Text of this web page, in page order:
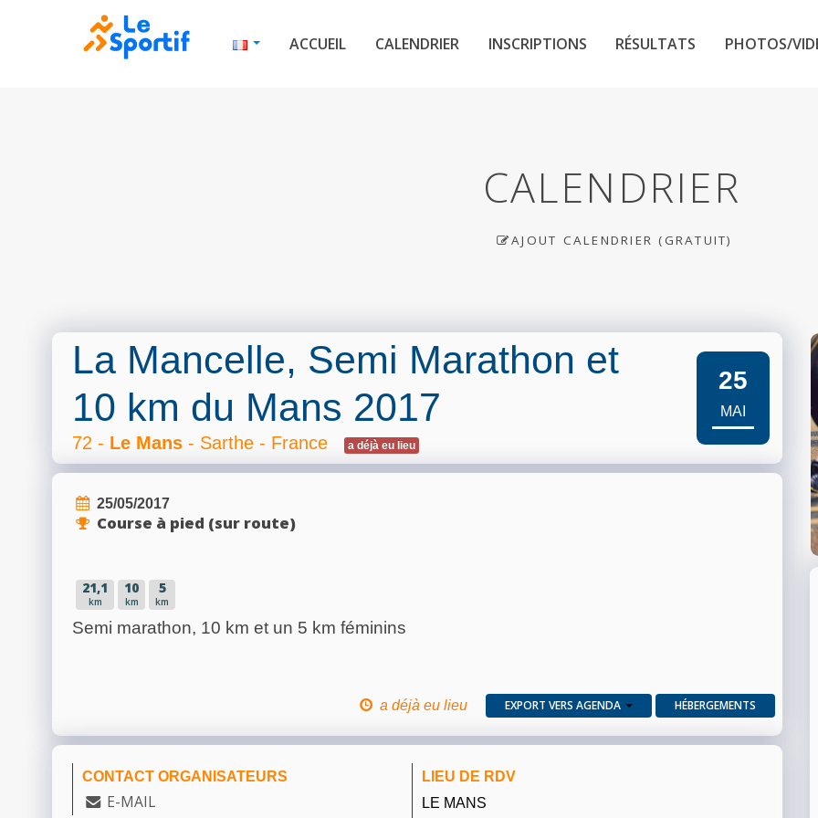
ACCUEIL CALENDRIER INSCRIPTIONS RÉSULTATS PHOTOS/
CALENDRIER
AJOUT CALENDRIER (GRATUIT)
La Mancelle, Semi Marathon et
10 km du Mans 2017
72 - Le Mans - Sarthe - France a déjà eu lieu
25
MAI
25/05/2017
Course à pied (sur route)
21,1
km
10
km
5
km
Semi marathon, 10 km et un 5 km féminins
a déjà eu lieu EXPORT VERS AGENDA HÉBERGEMENTS
CONTACT ORGANISATEURS
E-MAIL
LIEU DE RDV
LE MANS